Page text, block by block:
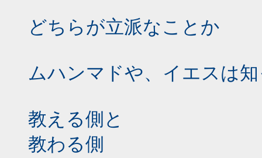
どちらが立派なことか
ムハンマドや、イエスは
教える側と
教わる側